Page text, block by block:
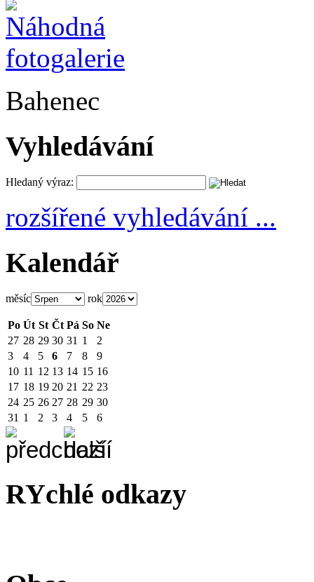
Bahenec
Vyhledávání
Hledaný výraz:
rozšířené vyhledávání ...
Kalendář
měsíc rok
Po Út St Čt Pá So Ne
27 28 29 30 31 1
2
3
4 5 6 7 8
9
10 11 12 13 14 15 16
17 18 19 20 21 22 23
24 25 26 27 28 29 30
31 1 2 3 4 5 6
RYchlé odkazy